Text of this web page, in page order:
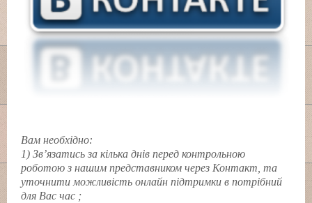
Вам необхідно:
1) Зв’язатись за кілька днів перед контрольною
роботою з нашим представником через Контакт, та
уточнити можливість онлайн підтримки в потрібний
для Вас час ;